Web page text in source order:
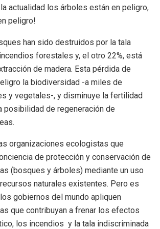
actualidad los árboles están en peligro,
peligro!
han sido destruidos por la tala
forestales y, el otro 22%, está
de madera. Esta pérdida de
la biodiversidad -a miles de
y vegetales-, y disminuye la fertilidad
posibilidad de regeneración de
organizaciones ecologistas que
de protección y conservación de
(bosques y árboles) mediante un uso
naturales existentes. Pero es
gobiernos del mundo apliquen
que contribuyan a frenar los efectos
los incendios y la tala indiscriminada